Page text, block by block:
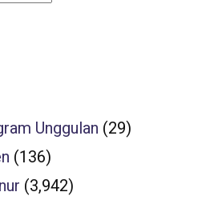
Unggulan (29)
(136)
(3,942)